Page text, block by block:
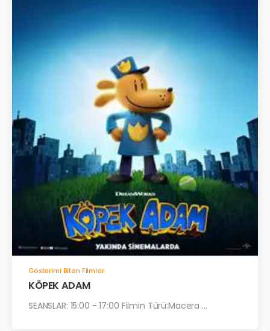
Gösterimi Biten Filmler
KÖPEK ADAM
SEANSLAR: 15:00 - 17:00 Filmin Türü:Macera ...